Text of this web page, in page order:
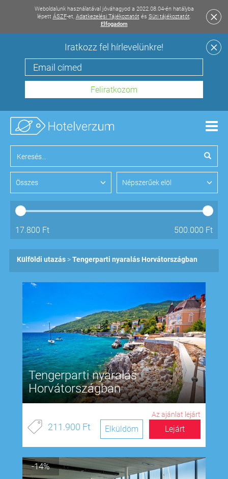
Weboldalunk használatával jóváhagyod a 2022.08.04-én hatályba
lépett ÁSZF-et, Adatkezelési Tájékoztatót és Süti tájékoztatót.
Elfogadom
Iratkozz fel hírlevelünkre!
Összes Népszerűek elöl
17.800 Ft 500.000 Ft
Külföldi utazás Tengerparti nyaralás Horvátországban
Tengerparti nyaralás
Horvátországban
Az ajánlat lejárt
211.900 Ft Lejárt
Elküldöm
-14%